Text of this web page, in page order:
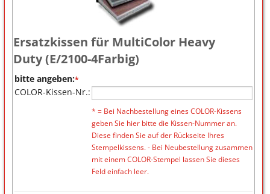
Ersatzkissen für MultiColor Heavy
Duty (E/2100-4Farbig)
bitte angeben:*
COLOR-Kissen-Nr.:
* = Bei Nachbestellung eines COLOR-Kissens
geben Sie hier bitte die Kissen-Nummer an.
Diese finden Sie auf der Rückseite Ihres
Stempelkissens. - Bei Neubestellung zusammen
mit einem COLOR-Stempel lassen Sie dieses
Feld einfach leer.